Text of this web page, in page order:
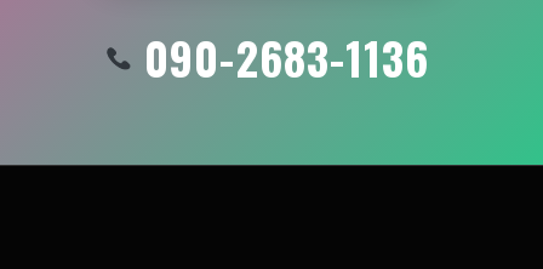
090-2683-1136